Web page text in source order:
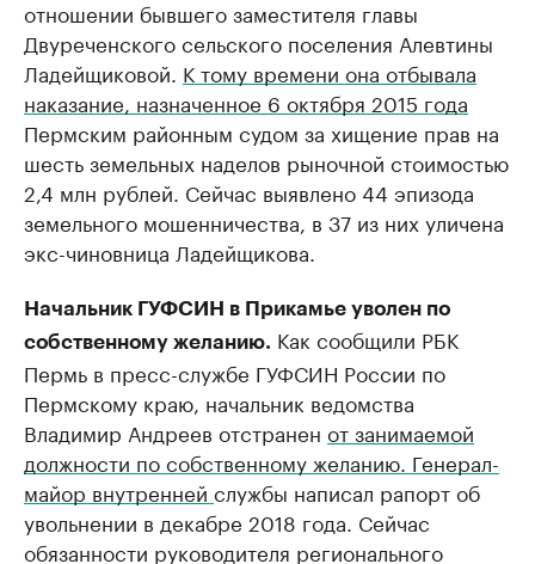
отношении бывшего заместителя главы
Двуреченского сельского поселения Алевтины
Ладейщиковой. К тому времени она отбывала
наказание, назначенное 6 октября 2015 года
Пермским районным судом за хищение прав на
шесть земельных наделов рыночной стоимостью
2,4 млн рублей. Сейчас выявлено 44 эпизода
земельного мошенничества, в 37 из них уличена
экс-чиновница Ладейщикова.
Начальник ГУФСИН в Прикамье уволен по
собственному желанию. Как сообщили РБК
Пермь в пресс-службе ГУФСИН России по
Пермскому краю, начальник ведомства
Владимир Андреев отстранен от занимаемой
должности по собственному желанию. Генерал-
майор внутренней службы написал рапорт об
увольнении в декабре 2018 года. Сейчас
обязанности руководителя регионального